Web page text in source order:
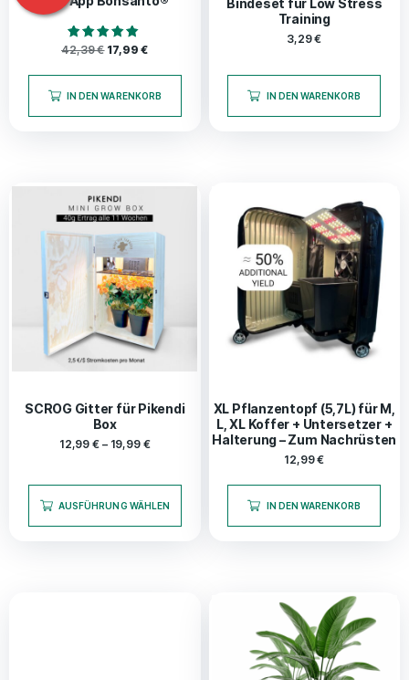
Bewertet mit
42,39€ 17,99€
IN DEN WARENKORB
Training
3,29€
IN DEN WARENKORB
SCROG Gitter für Pikendi
Box
12,99€– 19,99 €
AUSFÜHRUNG WÄHLEN
XL Pflanzentopf (5,7L) für M,
L, XL Koffer + Untersetzer +
Halterung – Zum Nachrüsten
12,99€
IN DEN WARENKORB